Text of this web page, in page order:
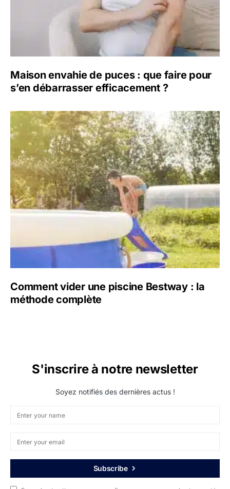
Maison envahie de puces : que faire pour
s’en débarrasser efficacement ?
Comment vider une piscine Bestway : la
méthode complète
S'inscrire à notre newsletter
Soyez notifiés des dernières actus !
Subscribe